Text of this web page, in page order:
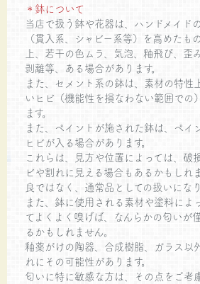
＊鉢について
当店で扱う鉢や花器は、ハンドメイド
（貫入系、シャビー系等）を高めたも
上、若干の色ムラ、気泡、釉飛び、歪
剥離等、ある場合があります。
また、セメント系の鉢は、素材の特性
いヒビ（機能性を損なわない範囲での
ます。
また、ペイントが施された鉢は、ペイ
ヒビが入る場合があります。
これらは、見方や位置によっては、破
ビや割れに見える場合もあるかもしれ
良ではなく、通常品としての扱いになり
また、鉢に使用される素材や塗料によ
てよくよく嗅げば、なんらかの匂いが
るかもしれません。
釉薬がけの陶器、合成樹脂、ガラス以
れにその可能性があります。
匂いに特に敏感な方は、その点をご考